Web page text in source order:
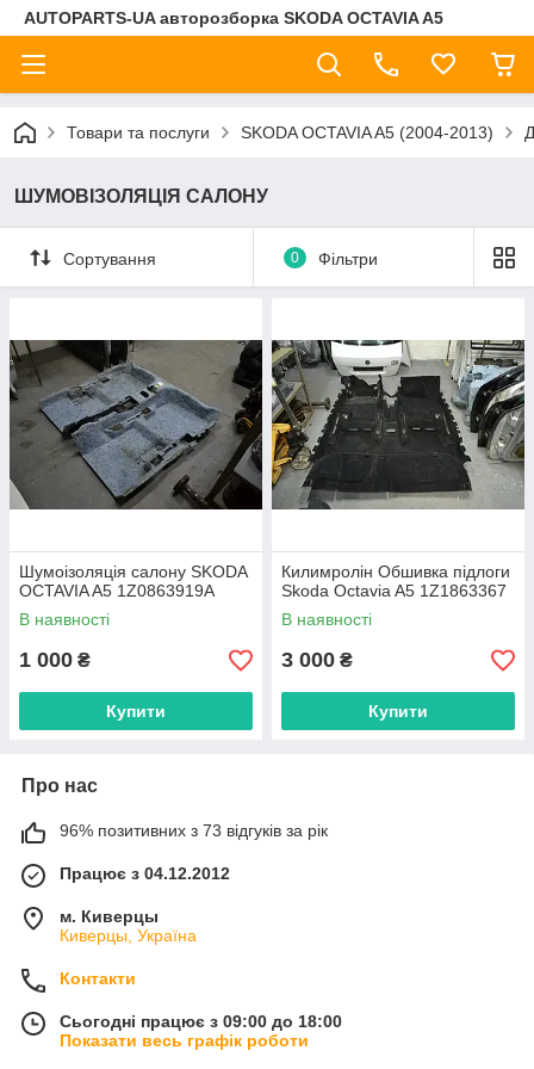
AUTOPARTS-UA авторозборка SKODA OCTAVIA A5
Товари та послуги SKODA OCTAVIA A5 (2004-2013)
ШУМОВІЗОЛЯЦІЯ САЛОНУ
Сортування 0 Фільтри
Шумоізоляція салону SKODA
OCTAVIA A5 1Z0863919A
В наявності
1 000 ₴
Купити
Килимролін Обшивка підлоги
Skoda Octavia A5 1Z1863367
В наявності
3 000 ₴
Купити
Про нас
96% позитивних з 73 відгуків за рік
Працює з 04.12.2012
м. Киверцы
Киверцы, Україна
Контакти
Сьогодні працює з 09:00 до 18:00
Показати весь графік роботи